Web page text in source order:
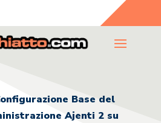
Base del
Ajenti 2 su